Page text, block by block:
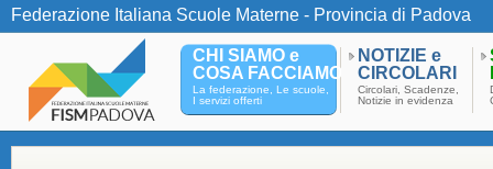
Federazione Italiana Scuole Materne - Provincia di Padova
CHI SIAMO e
COSA FACCIAMO
La federazione, Le scuole,
I servizi offerti
NOTIZIE e
CIRCOLARI
Circolari, Scadenze,
Notizie in evidenza